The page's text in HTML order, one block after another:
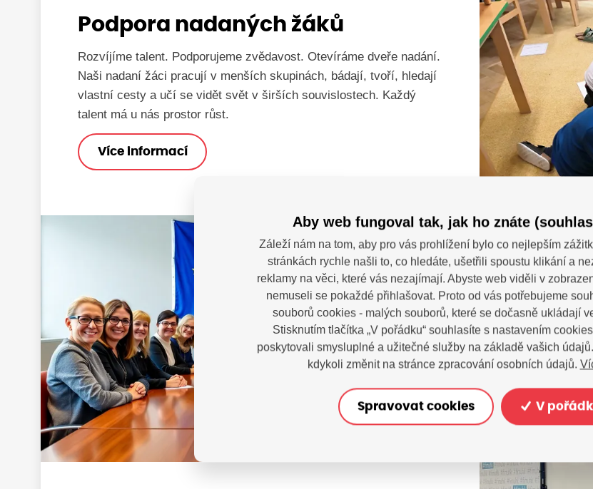
Podpora nadaných žáků
Rozvíjíme talent. Podporujeme zvědavost. Otevíráme dveře nadání.
Naši nadaní žáci pracují v menších skupinách, bádají, tvoří, hledají
vlastní cesty a učí se vidět svět v širších souvislostech. Každý
talent má u nás prostor růst.
Více informací
Spolupráce
obyvatel a
Aby web fungoval tak, jak ho znáte
Záleží nám na tom, aby pro vás prohlížení bylo co nejlepším
stránkách rychle našli to, co hledáte, ušetřili spoustu klikání a
reklamy na věci, které vás nezajímají. Abyste web viděli v
nemuseli se pokaždé přihlašovat. Proto od vás potřebujeme
souborů cookies - malých souborů, které se dočasně ukládají
Stisknutím tlačítka „V pořádku“ souhlasíte s nastavením
poskytovali smysluplné a užitečné služby na základě vašich
kdykoli změnit na stránce zpracování osobních údajů.
Spravovat cookies V